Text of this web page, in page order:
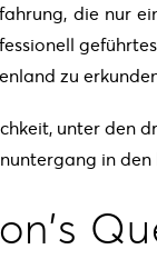
die nur
zu
unter den
in